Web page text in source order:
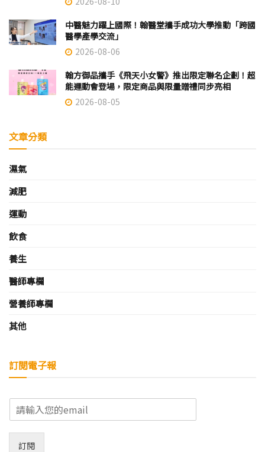
中醫魅力躍上國際！翰醫堂攜手成功大學推動「跨國
醫學產學交流」
2026-08-06
翰方御品攜手《飛天小女警》推出限定聯名企劃！超
能運動會登場，限定商品與限量贈禮同步亮相
2026-08-05
文章分類
濕氣
減肥
運動
飲食
養生
醫師專欄
營養師專欄
其他
訂閱電子報
E
m
訂閱